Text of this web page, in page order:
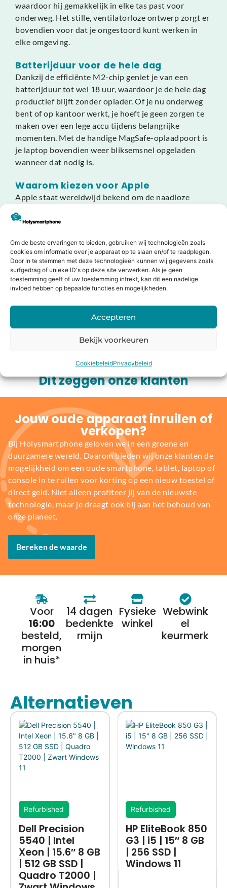
Om de beste ervaringen te bieden, gebruiken wij technologieën zoals
cookies om informatie over je apparaat op te slaan en/of te raadplegen.
Door in te stemmen met deze technologieën kunnen wij gegevens zoals
surfgedrag of unieke ID's op deze site verwerken. Als je geen
toestemming geeft of uw toestemming intrekt, kan dit een nadelige
invloed hebben op bepaalde functies en mogelijkheden.
Accepteren
Bekijk voorkeuren
CookiebeleidPrivacybeleid
waardoor hij gemakkelijk in elke tas past voor
onderweg. Het stille, ventilatorloze ontwerp zorgt er
bovendien voor dat je ongestoord kunt werken in
elke omgeving.
Batterijduur voor de hele dag
Dankzij de efficiënte M2-chip geniet je van een
batterijduur tot wel 18 uur, waardoor je de hele dag
productief blijft zonder oplader. Of je nu onderweg
bent of op kantoor werkt, je hoeft je geen zorgen te
maken over een lege accu tijdens belangrijke
momenten. Met de handige MagSafe-oplaadpoort is
je laptop bovendien weer bliksemsnel opgeladen
wanneer dat nodig is.
Waarom kiezen voor Apple
Apple staat wereldwijd bekend om de naadloze
voor een ongeëvenaarde gebruikerservaring. Met
besturingssysteem dat perfect samenwerkt met al je
andere Apple-apparaten. Investeren in een MacBook
betekent kiezen voor kwaliteit, duurzaamheid en een
laptop die jarenlang uitstekend blijft presteren.
Bestel vandaag nog jouw Apple MacBook Air 2023
bij Holysmartphone en ervaar zelf de snelheid en het
prachtige design van deze 15-inch krachtpatser.
Dit zeggen onze klanten
Jouw oude apparaat inruilen of
verkopen?
Bij Holysmartphone geloven we in een groene en
duurzamere wereld. Daarom bieden wij onze klanten de
mogelijkheid om een oude smartphone, tablet, laptop of
console in te ruilen voor korting op een nieuw toestel of
direct geld. Niet alleen profiteer jij van de nieuwste
technologie, maar je draagt ook bij aan het behoud van
onze planeet.
Bereken de waarde
Voor
16:00
besteld,
morgen
in huis*
14 dagen
bedenkte
rmijn
Fysieke
winkel
Webwink
el
keurmerk
Alternatieven
Refurbished
Dell Precision
5540 | Intel
Xeon | 15.6″ 8 GB
| 512 GB SSD |
Quadro T2000 |
Refurbished
HP EliteBook 850
G3 | i5 | 15″ 8 GB
| 256 SSD |
Windows 11